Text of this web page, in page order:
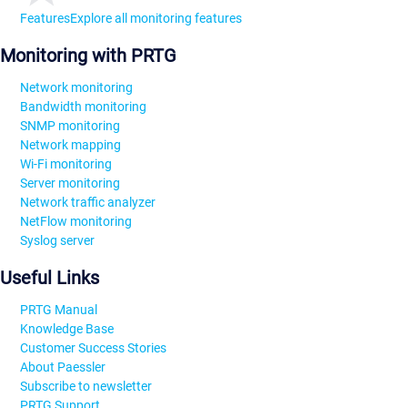
FeaturesExplore all monitoring features
Monitoring with PRTG
Network monitoring
Bandwidth monitoring
SNMP monitoring
Network mapping
Wi-Fi monitoring
Server monitoring
Network traffic analyzer
NetFlow monitoring
Syslog server
Useful Links
PRTG Manual
Knowledge Base
Customer Success Stories
About Paessler
Subscribe to newsletter